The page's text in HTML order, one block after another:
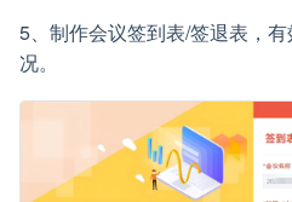
5、制作会议签到表/签退表，
况。